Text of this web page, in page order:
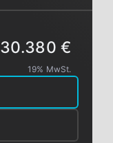
30.380 €
19% MwSt.